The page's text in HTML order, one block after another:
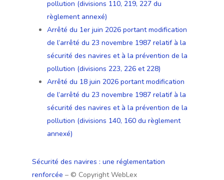
pollution (divisions 110, 219, 227 du
règlement annexé)
Arrêté du 1er juin 2026 portant modification
de l’arrêté du 23 novembre 1987 relatif à la
sécurité des navires et à la prévention de la
pollution (divisions 223, 226 et 228)
Arrêté du 18 juin 2026 portant modification
de l’arrêté du 23 novembre 1987 relatif à la
sécurité des navires et à la prévention de la
pollution (divisions 140, 160 du règlement
annexé)
Sécurité des navires : une réglementation
renforcée – © Copyright WebLex